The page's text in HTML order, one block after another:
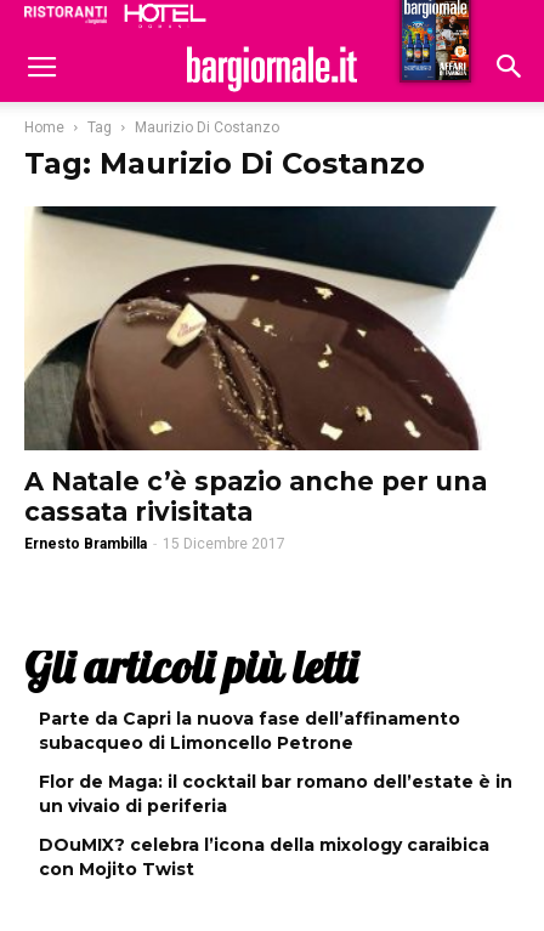
Hoteldomani
Home Tag Maurizio Di Costanzo
Tag: Maurizio Di Costanzo
A Natale c’è spazio anche per una
cassata rivisitata
Ernesto Brambilla - 15 Dicembre 2017
Gli articoli più letti
Parte da Capri la nuova fase dell’affinamento
subacqueo di Limoncello Petrone
Flor de Maga: il cocktail bar romano dell’estate è in
un vivaio di periferia
DOuMIX? celebra l’icona della mixology caraibica
con Mojito Twist